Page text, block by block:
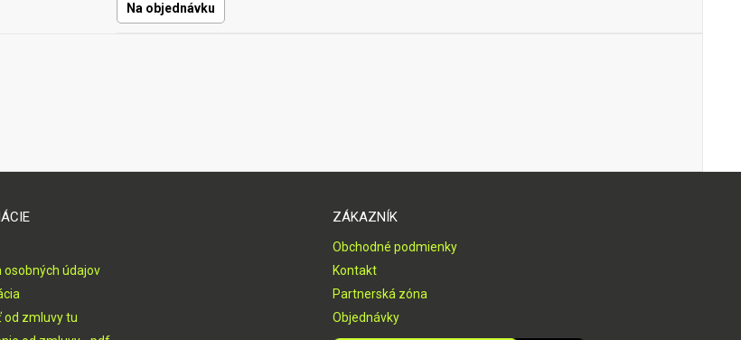
Na objednávku
osobných údajov
od zmluvy tu
ZÁKAZNÍK
Obchodné podmienky
Kontakt
Partnerská zóna
Objednávky